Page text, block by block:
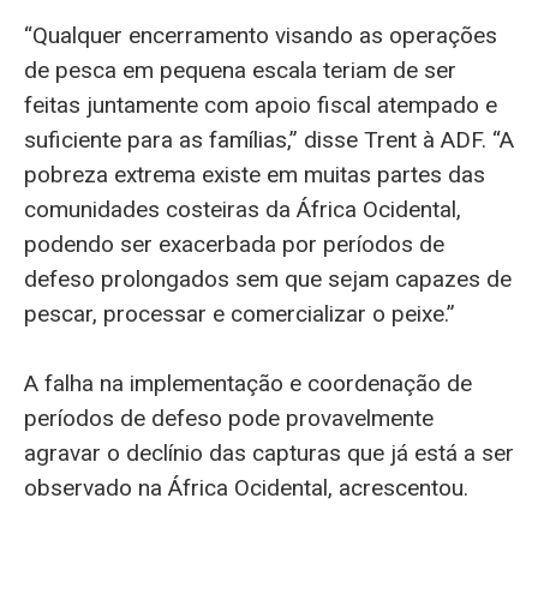
“Qualquer encerramento visando as operações
de pesca em pequena escala teriam de ser
feitas juntamente com apoio fiscal atempado e
suficiente para as famílias,” disse Trent à ADF. “A
pobreza extrema existe em muitas partes das
comunidades costeiras da África Ocidental,
podendo ser exacerbada por períodos de
defeso prolongados sem que sejam capazes de
pescar, processar e comercializar o peixe.”
A falha na implementação e coordenação de
períodos de defeso pode provavelmente
agravar o declínio das capturas que já está a ser
observado na África Ocidental, acrescentou.